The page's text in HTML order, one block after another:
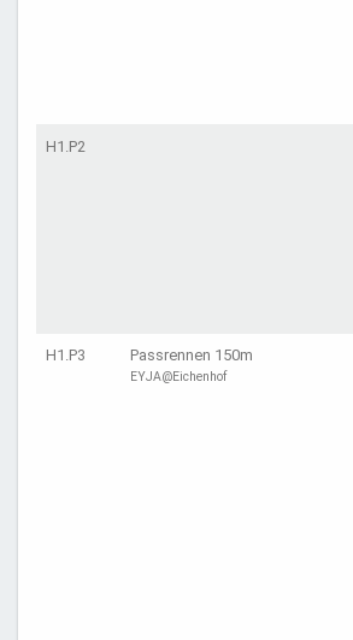
H1.P2
H1.P3 Passrennen 150m
EYJA@Eichenhof